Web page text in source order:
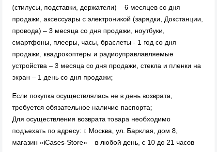
(стилусы, подставки, держатели) – 6 месяцев со дня
продажи, аксессуары с электроникой (зарядки, Докстанции,
провода) – 3 месяца со дня продажи, ноутбуки,
смартфоны, плееры, часы, браслеты - 1 год со дня
продажи, квадрокоптеры и радиоуправлавляемые
устройства – 3 месяца со дня продажи, стекла и пленки на
экран – 1 день со дня продажи;
Если покупка осуществлялась не в день возврата,
требуется обязательное наличие паспорта;
Для осуществления возврата товара необходимо
подъехать по адресу: г. Москва, ул. Барклая, дом 8,
магазин «iCases-Store» – в любой день, с 10 до 21 часов